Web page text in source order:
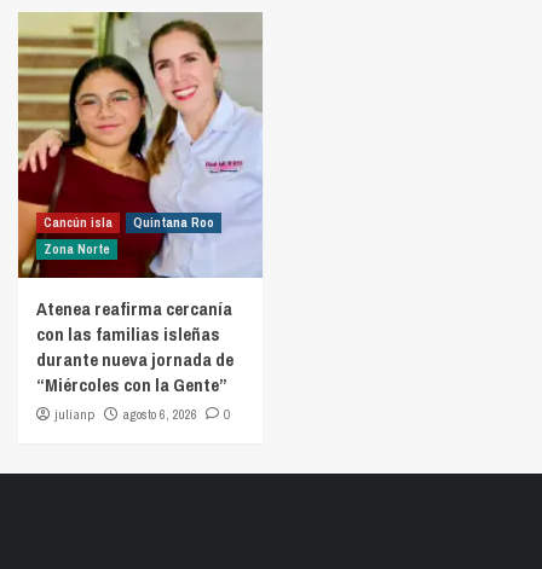
Cancún isla
Quintana Roo
Zona Norte
Atenea reafirma cercanía
con las familias isleñas
durante nueva jornada de
“Miércoles con la Gente”
julianp agosto 6, 2026 0